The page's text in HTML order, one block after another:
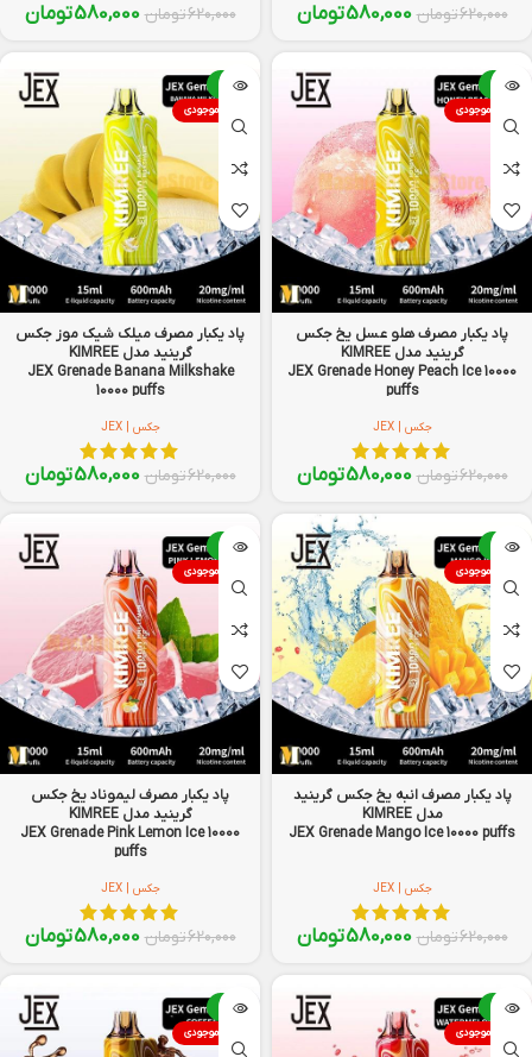
620,000تومان 580,000تومان 620,000تومان 580,000تومان
-6%
اتمام موجودی
پاد یکبار مصرف هلو عسل یخ جکس
گرینید مدل KIMREE
JEX Grenade Honey Peach Ice 10000
puffs
جکس | JEX
620,000تومان 580,000تومان
-6%
اتمام موجودی
پاد یکبار مصرف میلک شیک موز جکس
گرینید مدل KIMREE
JEX Grenade Banana Milkshake
10000 puffs
جکس | JEX
620,000تومان 580,000تومان
-6%
اتمام موجودی
پاد یکبار مصرف انبه یخ جکس گرینید
مدل KIMREE
JEX Grenade Mango Ice 10000 puffs
جکس | JEX
620,000تومان 580,000تومان
-6%
اتمام موجودی
پاد یکبار مصرف لیموناد یخ جکس
گرینید مدل KIMREE
JEX Grenade Pink Lemon Ice 10000
puffs
جکس | JEX
620,000تومان 580,000تومان
-6%
اتمام موجودی
-6%
اتمام موجودی